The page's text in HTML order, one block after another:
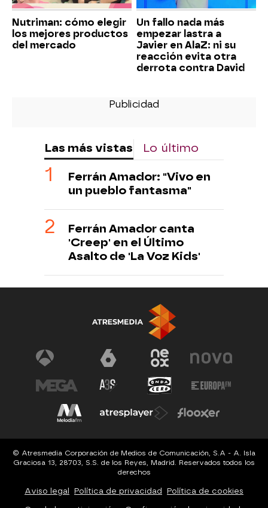
Nutriman: cómo elegir
los mejores productos
del mercado
Un fallo nada más
empezar lastra a
Javier en AlaZ: ni su
reacción evita otra
derrota contra David
Las más vistas Lo último
Ferrán Amador: "Vivo en
un pueblo fantasma"
Ferrán Amador canta
'Creep' en el Último
Asalto de 'La Voz Kids'
© Atresmedia Corporación de Medios de Comunicación, S.A - A. Isla
Graciosa 13, 28703, S.S. de los Reyes, Madrid. Reservados todos los
derechos
Aviso legal Política de privacidad Política de cookies